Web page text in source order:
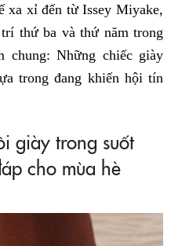
xa xỉ đến từ Issey Miyake,
thứ ba và thứ năm trong
chung: Những chiếc giày
trong đang khiến hội tín
giày trong suốt
cho mùa hè